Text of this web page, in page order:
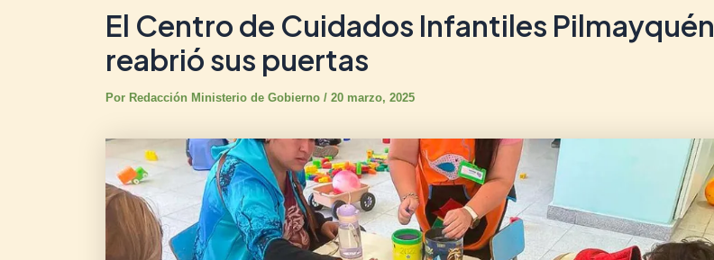
El Centro de Cuidados Infantiles Pilmayquén
reabrió sus puertas
Por Redacción Ministerio de Gobierno / 20 marzo, 2025